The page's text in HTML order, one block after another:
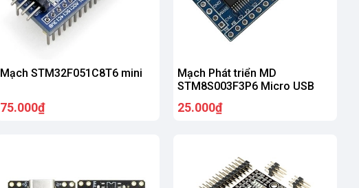
Mạch STM32F051C8T6 mini
75.000₫
Mạch Phát triển MD
STM8S003F3P6 Micro USB
25.000₫